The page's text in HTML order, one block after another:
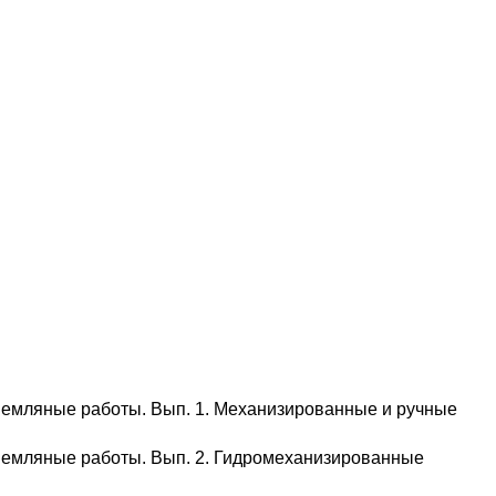
работы. Вып. 1. Механизированные и ручные
работы. Вып. 2. Гидромеханизированные